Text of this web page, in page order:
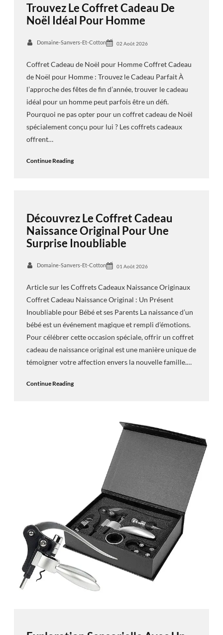
Trouvez Le Coffret Cadeau De
Noël Idéal Pour Homme
Domaine-Sanvers-Et-Cotton 02 Août 2026
Coffret Cadeau de Noël pour Homme Coffret Cadeau
de Noël pour Homme : Trouvez le Cadeau Parfait À
l’approche des fêtes de fin d’année, trouver le cadeau
idéal pour un homme peut parfois être un défi.
Pourquoi ne pas opter pour un coffret cadeau de Noël
spécialement conçu pour lui ? Les coffrets cadeaux
offrent…
Continue Reading
Découvrez Le Coffret Cadeau
Naissance Original Pour Une
Surprise Inoubliable
Domaine-Sanvers-Et-Cotton 01 Août 2026
Article sur les Coffrets Cadeaux Naissance Originaux
Coffret Cadeau Naissance Original : Un Présent
Inoubliable pour Bébé et ses Parents La naissance d’un
bébé est un événement magique et rempli d’émotions.
Pour célébrer cette occasion spéciale, offrir un coffret
cadeau de naissance original est une manière unique de
témoigner votre affection envers la nouvelle famille.…
Continue Reading